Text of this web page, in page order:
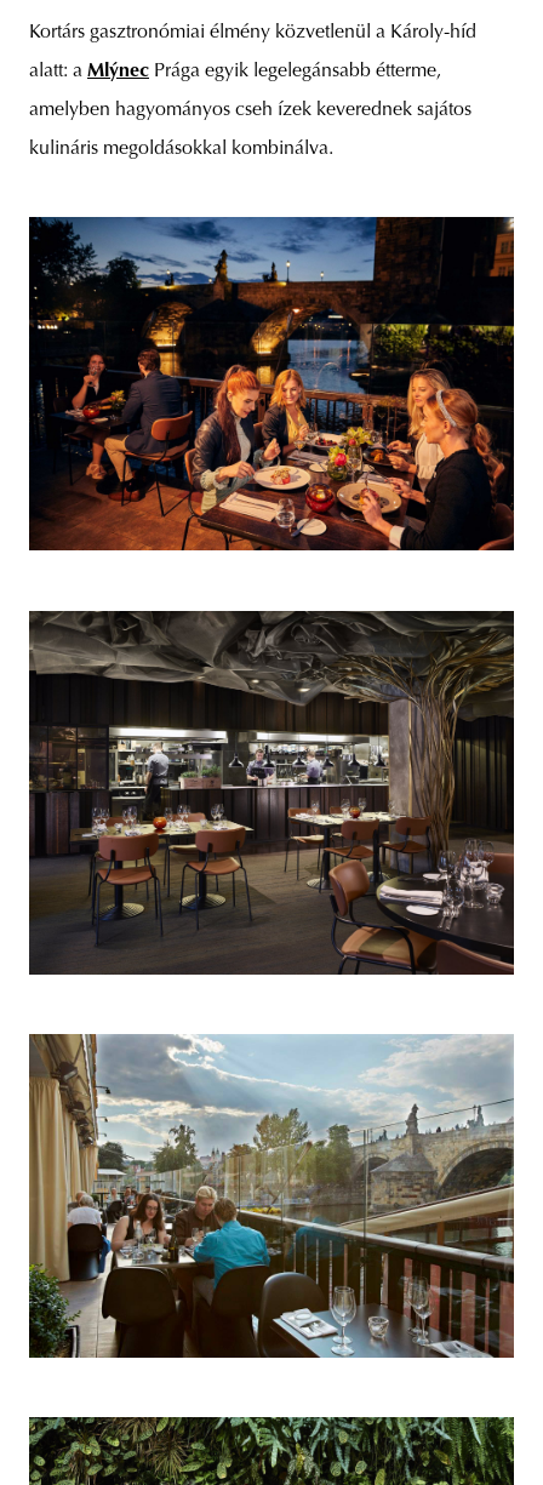
Kortárs gasztronómiai élmény közvetlenül a Károly-híd
alatt: a Mlýnec Prága egyik legelegánsabb étterme,
amelyben hagyományos cseh ízek keverednek sajátos
kulináris megoldásokkal kombinálva.